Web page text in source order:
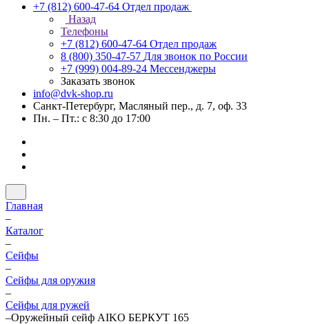
+7 (812) 600-47-64 Отдел продаж
Назад
Телефоны
+7 (812) 600-47-64 Отдел продаж
8 (800) 350-47-57 Для звонок по России
+7 (999) 004-89-24 Мессенджеры
Заказать звонок
info@dvk-shop.ru
Санкт-Петербург, Масляный пер., д. 7, оф. 33
Пн. – Пт.: с 8:30 до 17:00
Главная
–
Каталог
–
Cейфы
–
Cейфы для оружия
–
Сейфы для ружей
–Оружейный сейф AIKO БЕРКУТ 165